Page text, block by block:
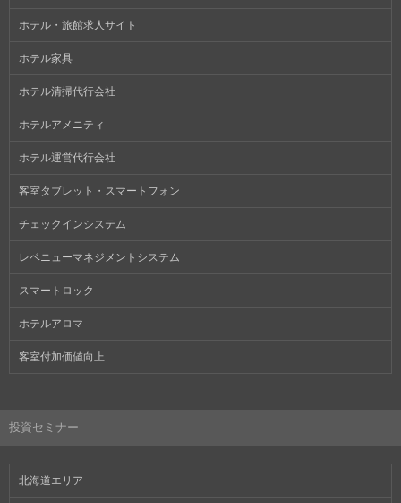
ホテル・旅館求人サイト
ホテル家具
ホテル清掃代行会社
ホテルアメニティ
ホテル運営代行会社
客室タブレット・スマートフォン
チェックインシステム
レベニューマネジメントシステム
スマートロック
ホテルアロマ
客室付加価値向上
投資セミナー
北海道エリア